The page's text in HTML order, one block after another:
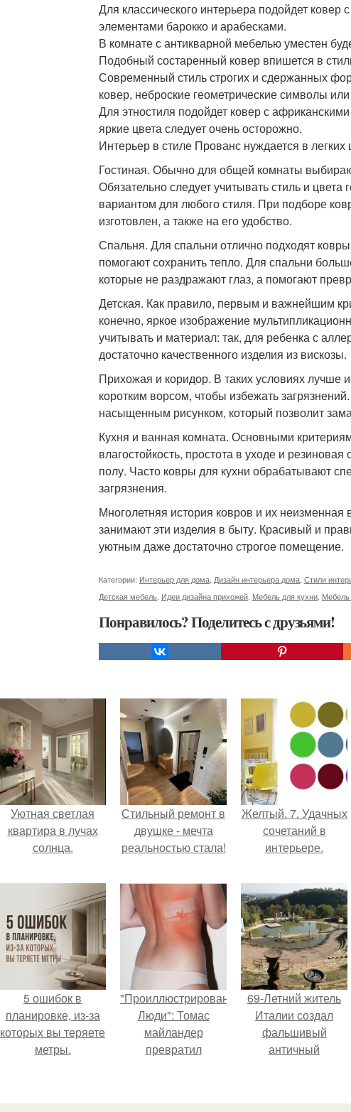
Для классического интерьера подойдет
элементами барокко и арабесками.
В комнате с антикварной мебелью уместен
Подобный состаренный ковер впишется в
Современный стиль строгих и сдержанных
ковер, неброские геометрические символы
Для этностиля подойдет ковер с
яркие цвета следует очень осторожно.
Интерьер в стиле Прованс нуждается в
Гостиная. Обычно для общей комнаты
Обязательно следует учитывать стиль и
вариантом для любого стиля. При подборе
изготовлен, а также на его удобство.
Спальня. Для спальни отлично подходят
помогают сохранить тепло. Для спальни
которые не раздражают глаз, а помогают
Детская. Как правило, первым и важнейшим
конечно, яркое изображение
учитывать и материал: так, для ребенка с
достаточно качественного изделия из вискозы.
Прихожая и коридор. В таких условиях лучше
коротким ворсом, чтобы избежать
насыщенным рисунком, который позволит
Кухня и ванная комната. Основными
влагостойкость, простота в уходе и
полу. Часто ковры для кухни обрабатывают
загрязнения.
Многолетняя история ковров и их неизменная
занимают эти изделия в быту. Красивый и
уютным даже достаточно строгое помещение.
Категории: Интерьер для дома Дизайн интерьера дома Стили
Детская мебель Идеи дизайна прихожей Мебель для кухни Мебель
Понравилось? Поделитесь с друзьями!
Уютная светлая
квартира в лучах
солнца.
Стильный ремонт в
двушке - мечта
реальностью стала!
Желтый. 7. Удачных
сочетаний в
интерьере.
5 ошибок в
планировке, из-за
которых вы теряете
метры.
"Проиллюстрированные
Люди": Томас
майландер
превратил
69-Летний житель
Италии создал
фальшивый
античный
успешно выдавал